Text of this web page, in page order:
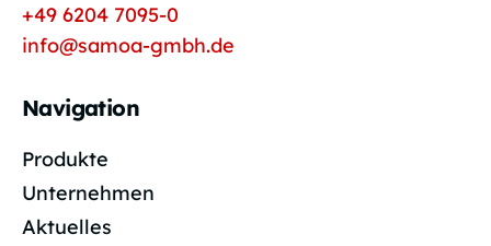
+49 6204 7095-0
info@samoa-gmbh.de
Navigation
Produkte
Unternehmen
Aktuelles